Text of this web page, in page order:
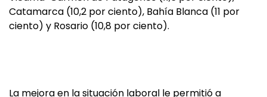
Catamarca (10,2 por ciento), Bahía Blanca (11 por
ciento) y Rosario (10,8 por ciento).
La mejora en la situación laboral le permitió a